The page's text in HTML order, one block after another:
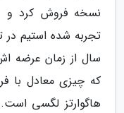
نسخه فروش کرد و
تجربه شده استیم در
که چیزی معادل با
هاگوارتز لگسی